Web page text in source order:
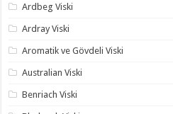
Ardbeg Viski
Ardray Viski
Aromatik ve Gövdeli Viski
Australian Viski
Benriach Viski